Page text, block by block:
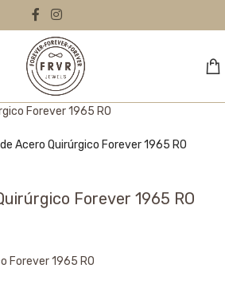
Acero Quirúrgico Forever 1965 RO
Forever 1965 RO
Forever 1965 RO